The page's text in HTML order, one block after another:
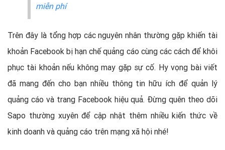
miễn phí
Trên đây là tổng hợp các nguyên nhân thường gặp khiến tài
khoản Facebook bị hạn chế quảng cáo cùng các cách để khôi
phục tài khoản nếu không may gặp sự cố. Hy vọng bài viết
đã mang đến cho bạn nhiều thông tin hữu ích để quản lý
quảng cáo và trang Facebook hiệu quả. Đừng quên theo dõi
Sapo thường xuyên để cập nhật thêm nhiều kiến thức về
kinh doanh và quảng cáo trên mạng xã hội nhé!